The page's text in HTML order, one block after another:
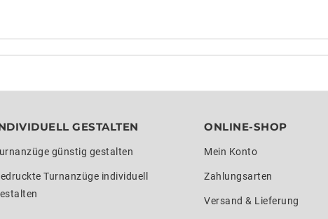
GESTALTEN
günstig gestalten
Turnanzüge individuell
ONLINE-SHOP
Mein Konto
Zahlungsarten
Versand & Lieferung